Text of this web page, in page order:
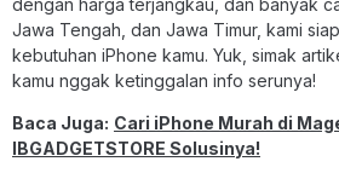
dengan harga terjangkau, dan banyak
Jawa Tengah, dan Jawa Timur, kami
kebutuhan iPhone kamu. Yuk, simak
kamu nggak ketinggalan info serunya!
Baca Juga: Cari iPhone Murah di
IBGADGETSTORE Solusinya!